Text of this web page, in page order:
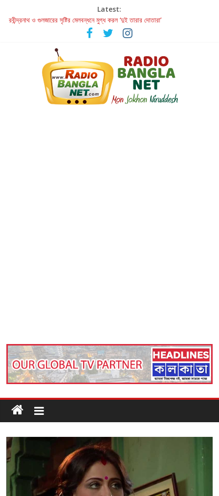
Latest:
রবীন্দ্রনাথ ও গুলজারের সৃষ্টির মেলবন্ধনে মুগ্ধ করল ‘দুই তারার দোতারা’
কলের গান থেকে রীলস্ — বাঙালির গান শোনার বিবর্তনের গল্প
জগন্নাথমঙ্গলম্ — বাংলায় প্রথমবার মঞ্চে এবার রথযাত্রার উদযাপন
Retribution: A Thought-Provoking Short Film That Challenges
Our Understanding of Justice
হাওয়া বদলের টলিউডে ‘তুমি এলে তাই’